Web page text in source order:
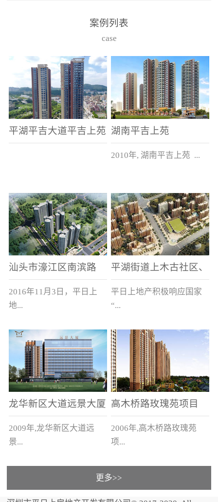
案例列表
case
平湖平吉大道平吉上苑 湖南平吉上苑
2010年, 湖南平吉上苑 ...
建筑面积5万多平方米。
汕头市濠江区南滨路
2016年11月3日，平日上
地...
产以4.328亿元，在与保
利、中海、恒大、碧桂
园、龙光等品牌开发商的
竞争中，竞得汕头市濠江...
平湖街道上木古社区、
新木新村、新木老村
平日上地产积极响应国家
“...
旧村改造”号召，与上木古
社区、新木新村的有关单
位签订了城市更新合作意
向书，将进行总占地面积
约为1...
龙华新区大道远景大厦
及远景家园
2009年,龙华新区大道远
景...
大厦及远景家园3栋住宅1
栋商务大厦，建筑面积5万
高木桥路玫瑰苑项目
2006年,高木桥路玫瑰苑
项...
目 83栋别墅，建筑面积
更多>>